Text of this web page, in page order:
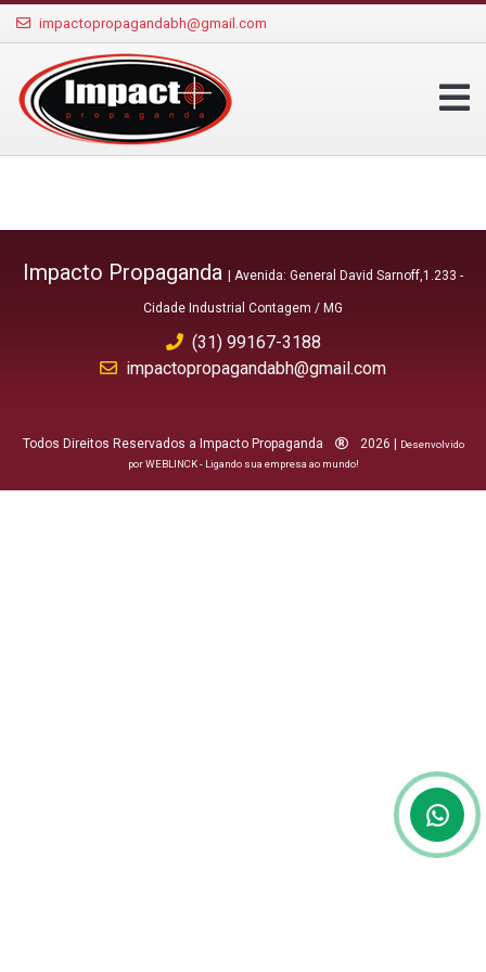
impactopropagandabh@gmail.com
Impacto Propaganda | Avenida: General David Sarnoff,1.233 -
Cidade Industrial Contagem / MG
(31) 99167-3188
impactopropagandabh@gmail.com
Todos Direitos Reservados a Impacto Propaganda 2026 |
Desenvolvido
por WEBLINCK - Ligando sua empresa ao mundo!